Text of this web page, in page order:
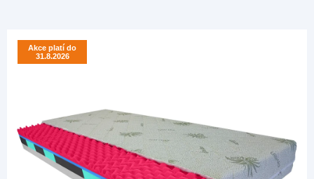
Akce platí do
31.8.2026
Akce platí do
31.8.2026